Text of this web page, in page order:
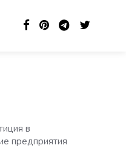
в
предприятия